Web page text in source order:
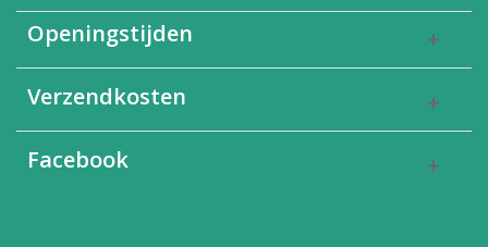
Openingstijden
Verzendkosten
Facebook